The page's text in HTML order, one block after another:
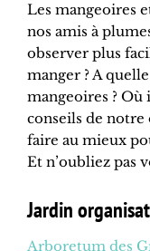
Les mangeoires
nos amis à
observer plus
manger ? A
mangeoires ? Où
conseils de notre
faire au mieux
Et n’oubliez pas
Jardin
Arboretum des